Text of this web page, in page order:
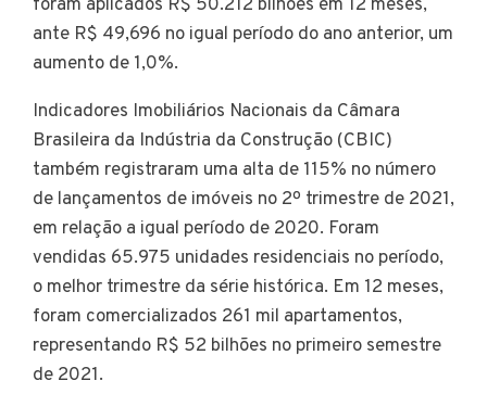
foram aplicados R$ 50.212 bilhões em 12 meses,
ante R$ 49,696 no igual período do ano anterior, um
aumento de 1,0%.
Indicadores Imobiliários Nacionais da Câmara
Brasileira da Indústria da Construção (CBIC)
também registraram uma alta de 115% no número
de lançamentos de imóveis no 2º trimestre de 2021,
em relação a igual período de 2020. Foram
vendidas 65.975 unidades residenciais no período,
o melhor trimestre da série histórica. Em 12 meses,
foram comercializados 261 mil apartamentos,
representando R$ 52 bilhões no primeiro semestre
de 2021.